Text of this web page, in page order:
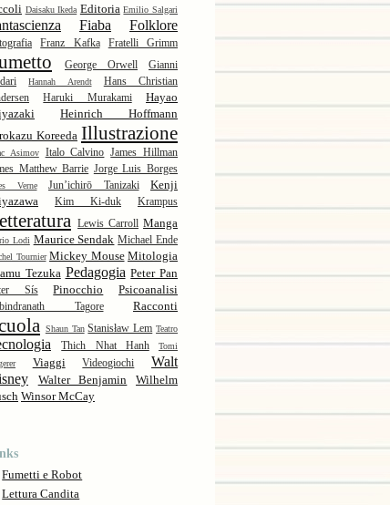
Daisaku Ikeda Editoria Emilio Salgari
Fiaba Folklore
Franz Kafka Fratelli Grimm
George Orwell
Gianni
Hannah Arendt
Hans Christian
Haruki Murakami
Hayao
Heinrich Hoffmann
Koreeda Illustrazione
Asimov Italo Calvino James Hillman
Matthew Barrie Jorge Luis Borges
Verne Jun’ichirō Tanizaki
Kenji
Kim Ki-duk Krampus
Lewis Carroll Manga
Lodi Maurice Sendak Michael Ende
Tournier Mickey Mouse Mitologia
Tezuka Pedagogia Peter Pan
Sís Pinocchio Psicoanalisi
Tagore Racconti
Shaun Tan Stanisław Lem Teatro
Thich Nhat Hanh
Tomi
Viaggi Videogiochi
Walt
Walter Benjamin
Wilhelm
Winsor McCay
Fumetti e Robot
Lettura Candita